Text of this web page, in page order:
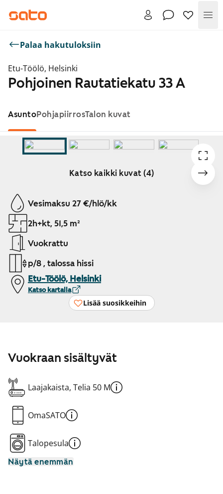
Palaa hakutuloksiin
Etu-Töölö, Helsinki
Pohjoinen Rautatiekatu 33 A
AsuntoPohjapiirrosTalon kuvat
Katso kaikki kuvat (4)
Näytetään dia 1 / 4
Vesimaksu 27 €/hlö/kk
2h+kt, 51,5 m²
Vuokrattu
p/8 , talossa hissi
Etu-Töölö, Helsinki
Katso kartalla
Lisää suosikkeihin
Vuokraan sisältyvät
Laajakaista, Telia 50 M
OmaSATO
Talopesula
Näytä enemmän